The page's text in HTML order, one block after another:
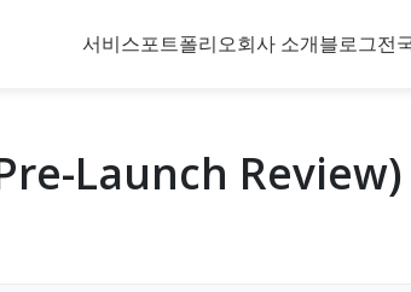
서비스포트폴리오회사 소개블로그전
Launch